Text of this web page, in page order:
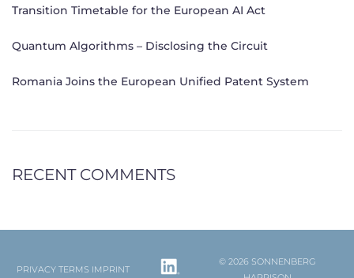
Transition Timetable for the European AI Act
Quantum Algorithms – Disclosing the Circuit
Romania Joins the European Unified Patent System
RECENT COMMENTS
PRIVACY TERMS IMPRINT
© 2026 SONNENBERG